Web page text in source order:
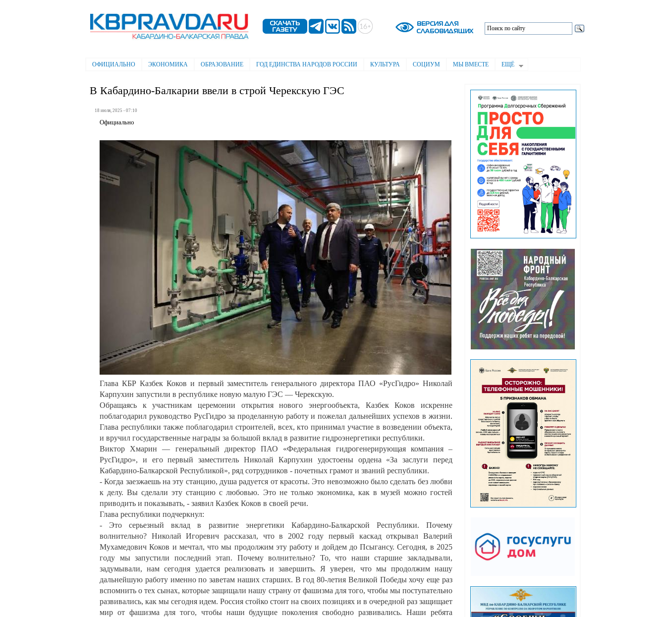
содержанию
Электронная газета "Кабардино-
Балкарская правда"
Главное меню
ОФИЦИАЛЬНО ЭКОНОМИКА ОБРАЗОВАНИЕ ГОД ЕДИНСТВА НАРОДОВ РОССИИ КУЛЬТУРА СОЦИУМ МЫ ВМЕСТЕ ЕЩЁ
В Кабардино-Балкарии ввели в строй Черекскую ГЭС
18 июля, 2025 - 07:10
Официально
Глава КБР Казбек Коков и первый заместитель генерального директора ПАО «РусГидро» Николай
Карпухин запустили в республике новую малую ГЭС — Черекскую.
Обращаясь к участникам церемонии открытия нового энергообъекта, Казбек Коков искренне
поблагодарил руководство РусГидро за проделанную работу и пожелал дальнейших успехов в жизни.
Глава республики также поблагодарил строителей, всех, кто принимал участие в возведении объекта,
и вручил государственные награды за большой вклад в развитие гидроэнергетики республики.
Виктор Хмарин — генеральный директор ПАО «Федеральная гидрогенерирующая компания –
РусГидро», и его первый заместитель Николай Карпухин удостоены ордена «За заслуги перед
Кабардино-Балкарской Республикой», ряд сотрудников - почетных грамот и званий республики.
- Когда заезжаешь на эту станцию, душа радуется от красоты. Это невозможно было сделать без любви
к делу. Вы сделали эту станцию с любовью. Это не только экономика, как в музей можно гостей
приводить и показывать, - заявил Казбек Коков в своей речи.
Глава республики подчеркнул:
- Это серьезный вклад в развитие энергетики Кабардино-Балкарской Республики. Почему
волнительно? Николай Игоревич рассказал, что в 2002 году первый каскад открывал Валерий
Мухамедович Коков и мечтал, что мы продолжим эту работу и дойдем до Псыгансу. Сегодня, в 2025
году мы запустили последний этап. Почему волнительно? То, что наши старшие закладывали,
задумывали, нам сегодня удается реализовать и завершить. Я уверен, что мы продолжим нашу
дальнейшую работу именно по заветам наших старших. В год 80-летия Великой Победы хочу еще раз
вспомнить о тех сынах, которые защищали нашу страну от фашизма для того, чтобы мы поступательно
развивались, как мы сегодня идем. Россия стойко стоит на своих позициях и в очередной раз защищает
мир от фашизма для того, чтобы наши будущие поколения свободно развивались. Наши ребята